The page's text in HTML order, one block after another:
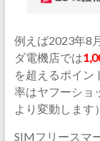
例えば2023年8
ダ電機店では
を超えるポイン
率はヤフーショ
より変動します
SIMフリースマ